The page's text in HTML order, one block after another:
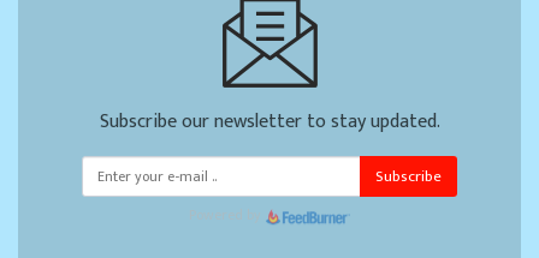
Subscribe our newsletter to stay updated.
Subscribe